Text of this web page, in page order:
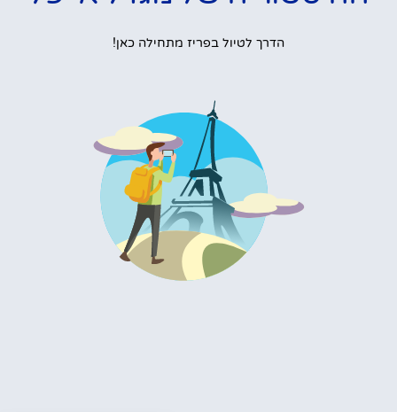
הדרך לטיול בפריז מתחילה כאן!